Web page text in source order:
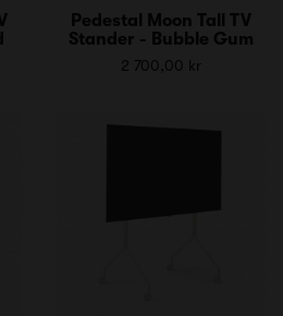
Pedestal Moon Tall TV
Stander - Bubble Gum
2 700,00 kr